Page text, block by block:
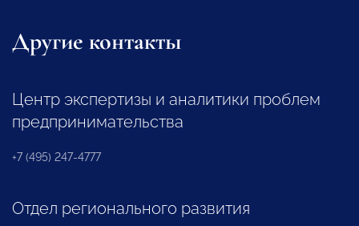
Другие контакты
Центр экспертизы и аналитики проблем
предпринимательства
+7 (495) 247-4777
Отдел регионального развития